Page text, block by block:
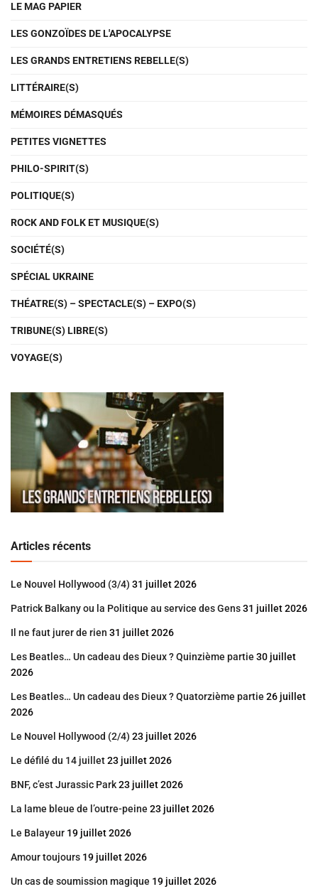
LE MAG PAPIER
LES GONZOÏDES DE L'APOCALYPSE
LES GRANDS ENTRETIENS REBELLE(S)
LITTÉRAIRE(S)
MÉMOIRES DÉMASQUÉS
PETITES VIGNETTES
PHILO-SPIRIT(S)
POLITIQUE(S)
ROCK AND FOLK ET MUSIQUE(S)
SOCIÉTÉ(S)
SPÉCIAL UKRAINE
THÉATRE(S) – SPECTACLE(S) – EXPO(S)
TRIBUNE(S) LIBRE(S)
VOYAGE(S)
Articles récents
Le Nouvel Hollywood (3/4) 31 juillet 2026
Patrick Balkany ou la Politique au service des Gens31 juillet 2026
Il ne faut jurer de rien 31 juillet 2026
Les Beatles… Un cadeau des Dieux ? Quinzième partie 30 juillet
2026
Les Beatles… Un cadeau des Dieux ? Quatorzième partie 26 juillet
2026
Le Nouvel Hollywood (2/4) 23 juillet 2026
Le défilé du 14 juillet23 juillet 2026
BNF, c’est Jurassic Park23 juillet 2026
La lame bleue de l’outre-peine 23 juillet 2026
Le Balayeur 19 juillet 2026
Amour toujours 19 juillet 2026
Un cas de soumission magique 19 juillet 2026